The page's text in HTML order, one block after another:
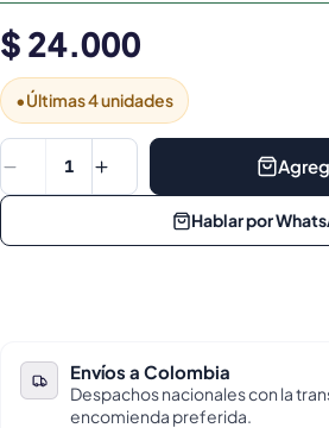
$ 24.000
•Últimas 4 unidades
1
Hablar por
Envíos a Colombia
Despachos nacionales con la
encomienda preferida.